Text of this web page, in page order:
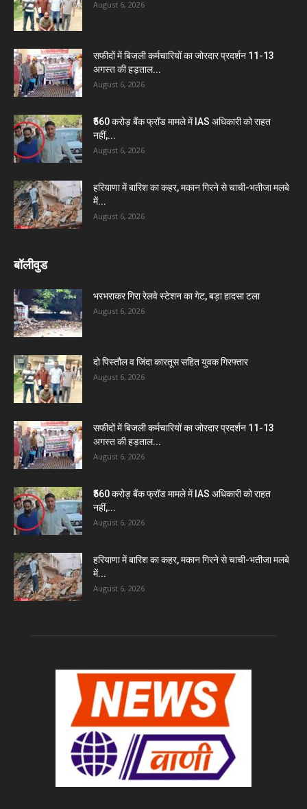
August 6, 2026
सफीदों में बिजली कर्मचारियों का जोरदार प्रदर्शन 11-13
अगस्त की हड़ताल...
August 6, 2026
₹560 करोड़ बैंक फ्रॉड मामले में IAS अधिकारी को राहत
नहीं,...
August 6, 2026
हरियाणा में बारिश का कहर, मकान गिरने से चाची-भतीजा मलबे
में...
August 6, 2026
बॉलीवुड
भरभराकर गिरा रेलवे स्टेशन का गेट, बड़ा हादसा टला
August 6, 2026
दो पिस्तौल व जिंदा कारतूस सहित युवक गिरफ्तार
August 6, 2026
सफीदों में बिजली कर्मचारियों का जोरदार प्रदर्शन 11-13
अगस्त की हड़ताल...
August 6, 2026
₹560 करोड़ बैंक फ्रॉड मामले में IAS अधिकारी को राहत
नहीं,...
August 6, 2026
हरियाणा में बारिश का कहर, मकान गिरने से चाची-भतीजा मलबे
में...
August 6, 2026